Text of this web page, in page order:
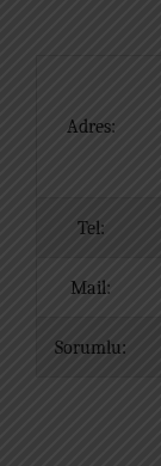
Adres:
Tel:
Mail:
Sorumlu: